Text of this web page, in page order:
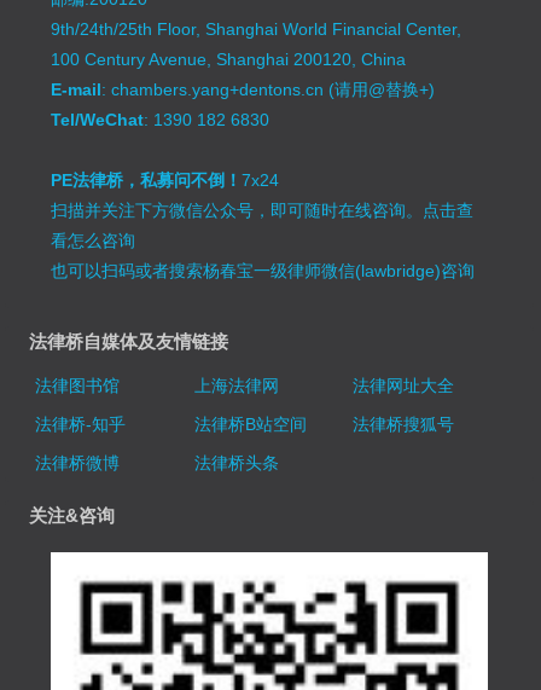
9th/24th/25th Floor, Shanghai World Financial Center,
100 Century Avenue, Shanghai 200120, China
E-mail: chambers.yang+dentons.cn (请用@替换+)
Tel/WeChat: 1390 182 6830
PE法律桥，私募问不倒！7x24
扫描并关注下方微信公众号，即可随时在线咨询。 点击查
看怎么咨询
也可以扫码或者搜索杨春宝一级律师微信(lawbridge)咨询
法律桥自媒体及友情链接
法律图书馆 上海法律网
法律网址大全
法律桥-知乎
法律桥B站空间
法律桥搜狐号
法律桥微博
法律桥头条
关注&咨询